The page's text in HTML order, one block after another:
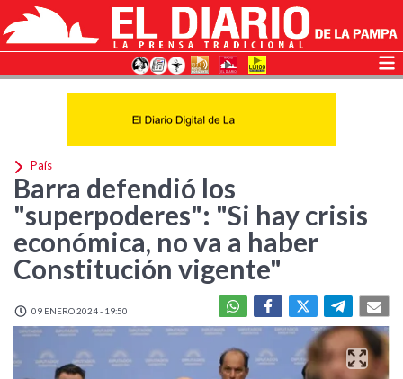
País
Barra defendió los
"superpoderes": "Si hay crisis
económica, no va a haber
Constitución vigente"
09 ENERO 2024 - 19:50